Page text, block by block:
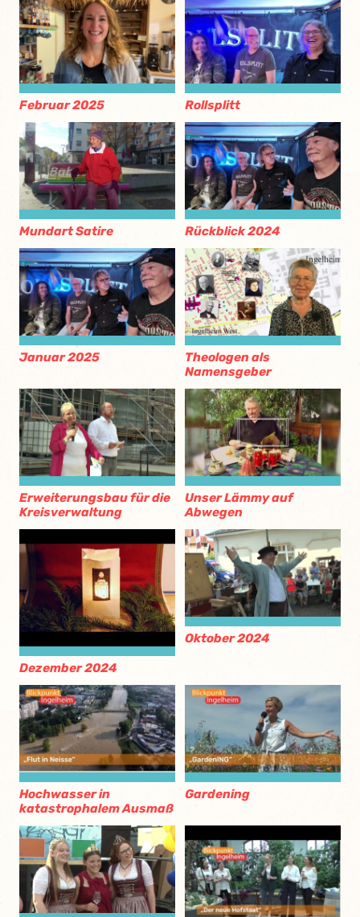
Februar 2025 Rollsplitt
Mundart Satire Rückblick 2024
Januar 2025
Theologen als
Namensgeber
Erweiterungsbau für die
Kreisverwaltung
Unser Lämmy auf
Abwegen
Dezember 2024
Oktober 2024
Hochwasser in
katastrophalem Ausmaß
Gardening